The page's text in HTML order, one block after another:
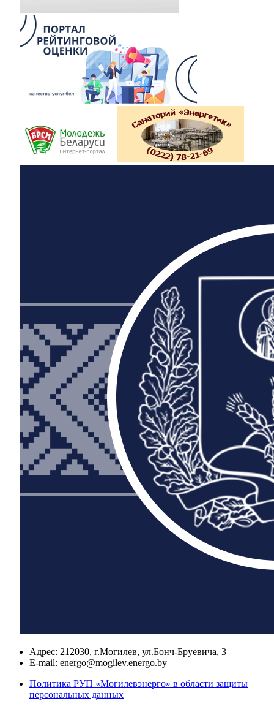
Адрес: 212030, г.Могилев, ул.Бонч-Бруевича, 3
E-mail: energo@mogilev.energo.by
Политика РУП «Могилевэнерго» в области защиты
персональных данных